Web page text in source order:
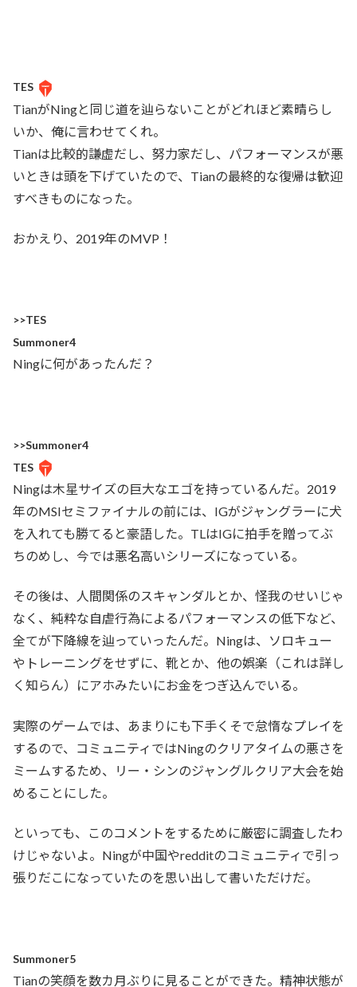
TES
TianがNingと同じ道を辿らないことがどれほど素晴らし
いか、俺に言わせてくれ。
Tianは比較的謙虚だし、努力家だし、パフォーマンスが悪
いときは頭を下げていたので、Tianの最終的な復帰は歓迎
すべきものになった。
おかえり、2019年のMVP！
>>TES
Summoner4
Ningに何があったんだ？
>>Summoner4
TES
Ningは木星サイズの巨大なエゴを持っているんだ。2019
年のMSIセミファイナルの前には、IGがジャングラーに犬
を入れても勝てると豪語した。TLはIGに拍手を贈ってぶ
ちのめし、今では悪名高いシリーズになっている。
その後は、人間関係のスキャンダルとか、怪我のせいじゃ
なく、純粋な自虐行為によるパフォーマンスの低下など、
全てが下降線を辿っていったんだ。Ningは、ソロキュー
やトレーニングをせずに、靴とか、他の娯楽（これは詳し
く知らん）にアホみたいにお金をつぎ込んでいる。
実際のゲームでは、あまりにも下手くそで怠惰なプレイを
するので、コミュニティではNingのクリアタイムの悪さを
ミームするため、リー・シンのジャングルクリア大会を始
めることにした。
といっても、このコメントをするために厳密に調査したわ
けじゃないよ。Ningが中国やredditのコミュニティで引っ
張りだこになっていたのを思い出して書いただけだ。
Summoner5
Tianの笑顔を数カ月ぶりに見ることができた。精神状態が